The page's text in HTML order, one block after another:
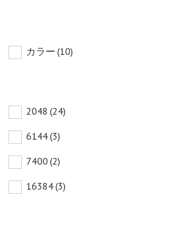
カラー (10)
2048 (24)
6144(3)
7400 (2)
16384(3)